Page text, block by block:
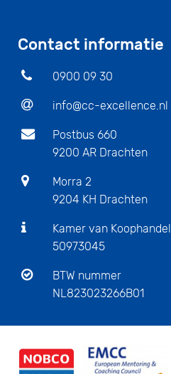
Contact informatie
0900 09 30
info@cc-excellence.nl
Postbus 660
9200 AR Drachten
Morra 2
9204 KH Drachten
Kamer van Koophandel
50973045
BTW nummer
NL823023266B01